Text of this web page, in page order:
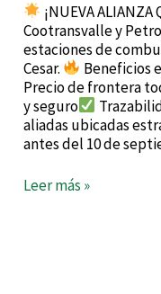
¡NUEVA
Cootransvalle y
estaciones de
Cesar.
Beneficios
Precio de frontera
y seguro
aliadas ubicadas
antes del 10 de
Leer más »